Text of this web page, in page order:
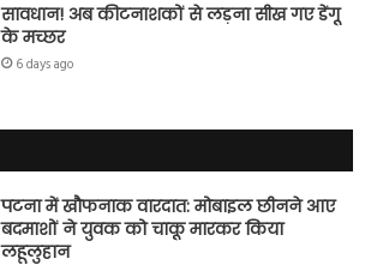
सावधान! अब कीटनाशकों से लड़ना सीख गए डेंगू
के मच्छर
6 days ago
पटना में खौफनाक वारदात: मोबाइल छीनने आए
बदमाशों ने युवक को चाकू मारकर किया
लहूलुहान